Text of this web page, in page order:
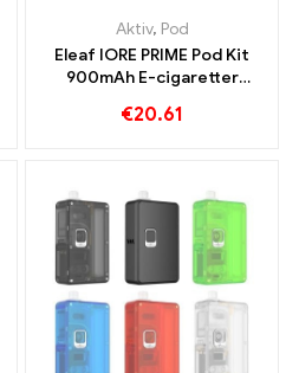
Aktiv, Pod
Eleaf IORE PRIME Pod Kit
900mAh E-cigaretter
€20.61